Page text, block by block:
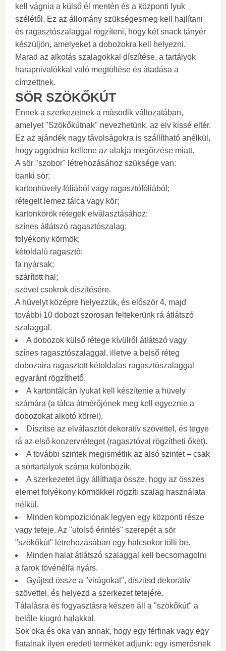
kell vágnia a külső él mentén és a központi lyuk
szélétől. Ez az állomány szükségesmeg kell hajlítani
és ragasztószalaggal rögzíteni, hogy két snack tányér
készüljön, amelyeket a dobozokra kell helyezni.
Marad az alkotás szalagokkal díszítése, a tartályok
harapnivalókkal való megtöltése és átadása a
címzettnek.
SÖR SZÖKŐKÚT
Ennek a szerkezetnek a második változatában,
amelyet "Szökőkútnak" nevezhetünk, az elv kissé eltér.
Ez az ajándék nagy távolságokra is szállítható anélkül,
hogy aggódnia kellene az alakja megőrzése miatt.
A sör "szobor" létrehozásához szüksége van:
banki sör;
kartonhüvely fóliából vagy ragasztófóliából;
rétegelt lemez tálca vagy kör;
kartonkörök rétegek elválasztásához;
színes átlátszó ragasztószalag;
folyékony körmök;
kétoldalú ragasztó;
fa nyársak;
szárított hal;
szövet csokrok díszítésére.
A hüvelyt középre helyezzük, és először 4, majd
további 10 dobozt szorosan feltekerünk rá átlátszó
szalaggal.
A dobozok külső rétege kívülről átlátszó vagy
színes ragasztószalaggal, illetve a belső réteg
dobozaira ragasztott kétoldalas ragasztószalaggal
egyaránt rögzíthető.
A kartontálcán lyukat kell készítenie a hüvely
számára (a tálca átmérőjének meg kell egyeznie a
dobozokat alkotó körrel).
Díszítse az elválasztót dekoratív szövettel, és tegye
rá az első konzervréteget (ragasztóval rögzítheti őket).
A további szintek megismétlik az alsó szintet – csak
a sörtartályok száma különbözik.
A szerkezetet úgy állíthatja össze, hogy az összes
elemet folyékony körmökkel rögzíti szalag használata
nélkül.
Minden kompozíciónak legyen egy központi része
vagy teteje. Az "utolsó érintés" szerepét a sör
"szökőkút" létrehozásában egy halcsokor tölti be.
Minden halat átlátszó szalaggal kell becsomagolni
a farok tövénélfa nyárs.
Gyűjtsd össze a "virágokat", díszítsd dekoratív
szövettel, és helyezd a szerkezet tetejére.
Tálalásra és fogyasztásra készen áll a "szökőkút" a
belőle kiugró halakkal.
Sok oka és oka van annak, hogy egy férfinak vagy egy
fiatalnak ilyen eredeti terméket adjunk: egy ismerősnek